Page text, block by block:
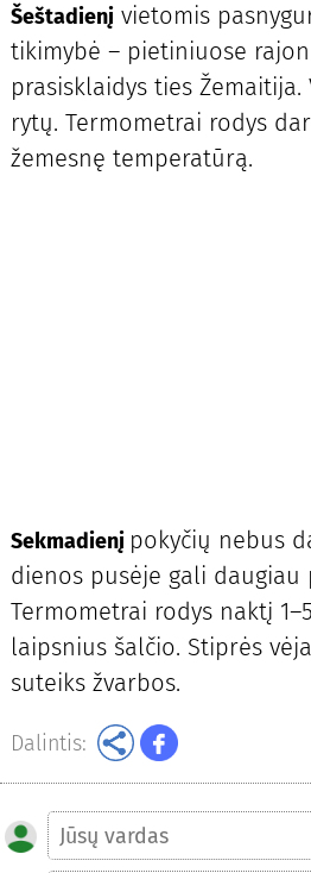
Šeštadienįvietomis
tikimybė – pietiniuose
prasisklaidys ties Žemaitija.
rytų. Termometrai rodys
žemesnę temperatūrą.
Sekmadienį pokyčių nebus
dienos pusėje gali daugiau
Termometrai rodys naktį
laipsnius šalčio. Stiprės
suteiks žvarbos.
Dalintis: